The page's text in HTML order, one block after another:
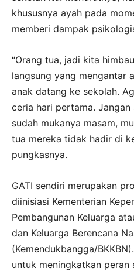
khususnya ayah pada
memberi dampak
“Orang tua, jadi kita
langsung yang mengantar
anak datang ke sekolah.
ceria hari pertama.
sudah mukanya masam,
tua mereka tidak hadir di
pungkasnya.
GATI sendiri merupakan
diinisiasi Kementerian
Pembangunan Keluarga
dan Keluarga Berencana
(Kemendukbangga/
untuk meningkatkan peran